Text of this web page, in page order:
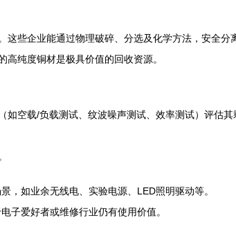
这些企业能通过物理破碎、分选及化学方法，安全分
高纯度铜材是极具价值的回收资源。
空载/负载测试、纹波噪声测试、效率测试）评估其
，如业余无线电、实验电源、LED照明驱动等。
子爱好者或维修行业仍有使用价值。